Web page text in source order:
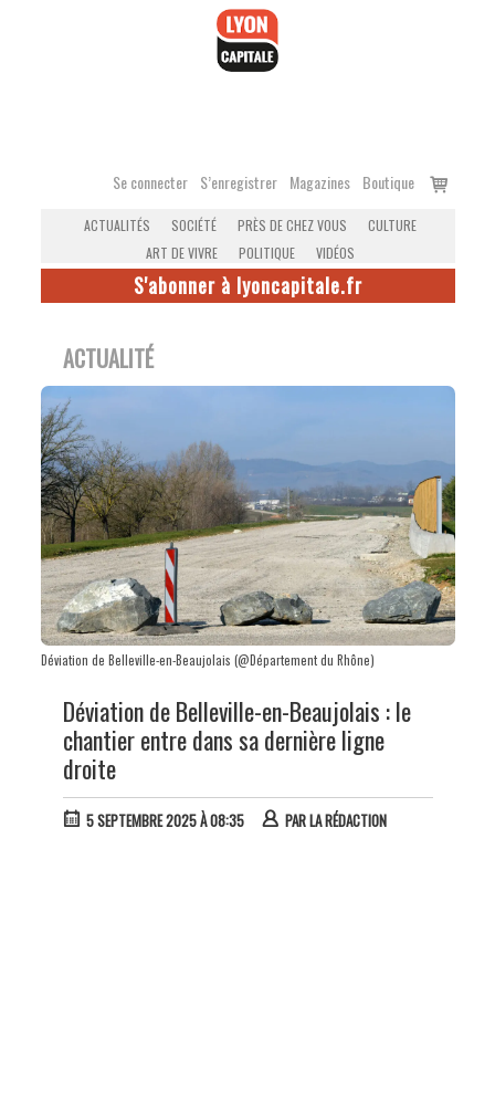
Se connecter S’enregistrer Magazines Boutique
Voir
ACTUALITÉS SOCIÉTÉ PRÈS DE CHEZ VOUS
CULTURE
ART DE VIVRE
POLITIQUE VIDÉOS
S'abonner à lyoncapitale.fr
ACTUALITÉ
Déviation de Belleville-en-Beaujolais (@Département du Rhône)
Déviation de Belleville-en-Beaujolais : le
chantier entre dans sa dernière ligne
droite
5 SEPTEMBRE 2025 À 08:35 PARLA RÉDACTION